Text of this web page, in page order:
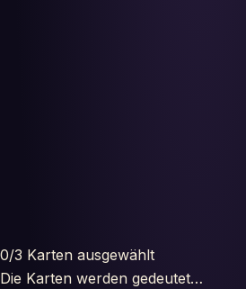
0/3 Karten ausgewählt
Die Karten werden gedeutet…